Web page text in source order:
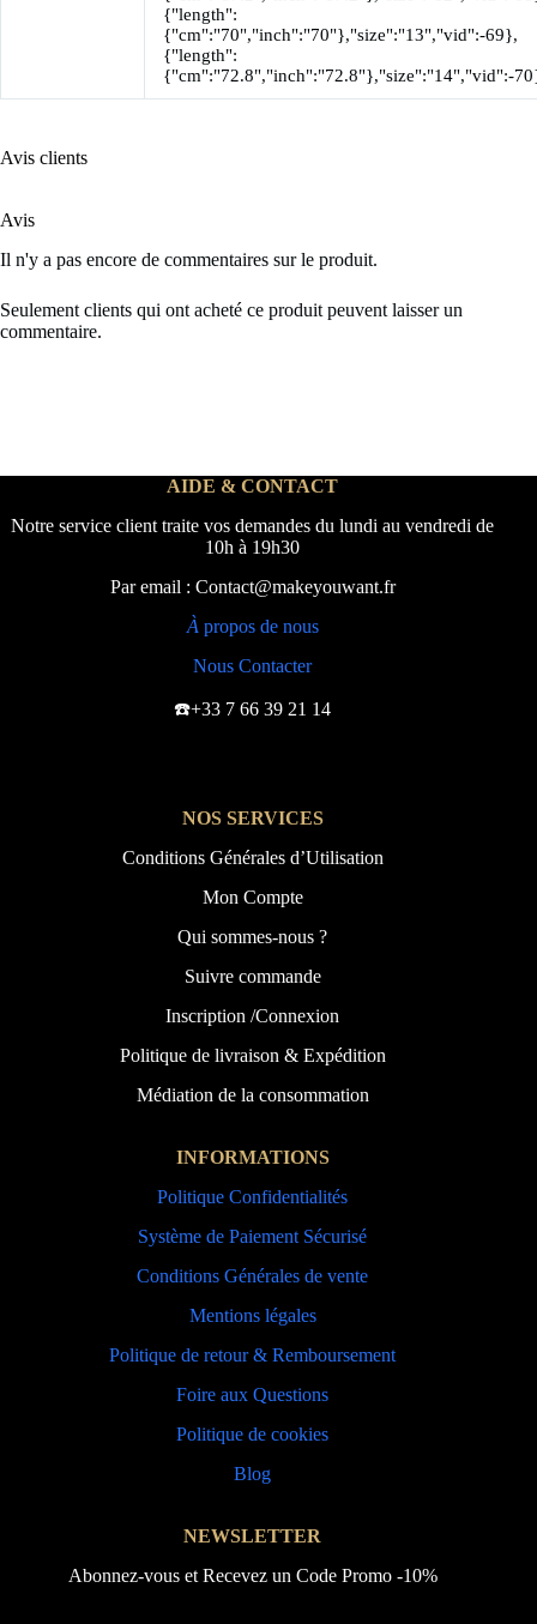
{"length":
{"cm":"70","inch":"70"},"size":"13","vid":-69},
{"length":
{"cm":"72.8","inch":"72.8"},"size":"14","vid":-
Avis clients
Avis
Il n'y a pas encore de commentaires sur le produit.
Seulement clients qui ont acheté ce produit peuvent laisser un
commentaire.
AIDE & CONTACT
Notre service client traite vos demandes du lundi au vendredi de
10h à 19h30
Par email : Contact@makeyouwant.fr
À propos de nous
Nous Contacter
☎️+33 7 66 39 21 14
NOS SERVICES
Conditions Générales d’Utilisation
Mon Compte
Qui sommes-nous ?
Suivre commande
Inscription /Connexion
Politique de livraison & Expédition
Médiation de la consommation
INFORMATIONS
Politique Confidentialités
Système de Paiement Sécurisé
Conditions Générales de vente
Mentions légales
Politique de retour & Remboursement
Foire aux Questions
Politique de cookies
Blog
NEWSLETTER
Abonnez-vous et Recevez un Code Promo -10%